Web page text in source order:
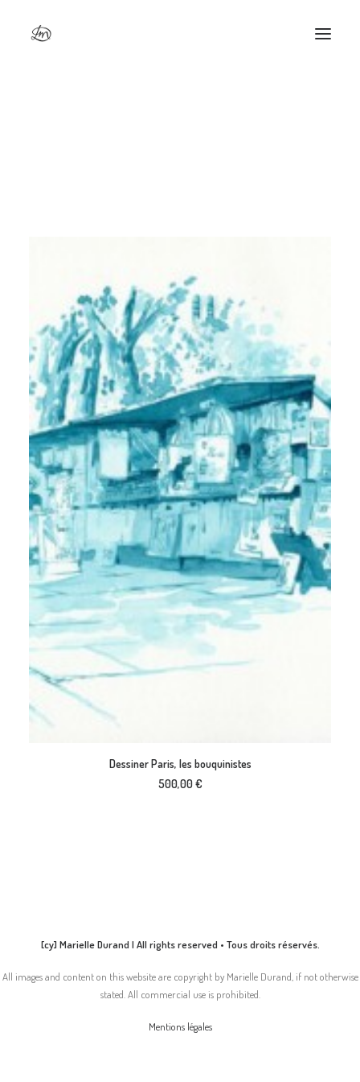
AJOUTER AU PANIER
Dessiner Paris, les bouquinistes
500,00€
[cy] Marielle Durand | All rights reserved • Tous droits réservés.
All images and content on this website are copyright by Marielle Durand, if not otherwise
stated. All commercial use is prohibited.
Mentions légales